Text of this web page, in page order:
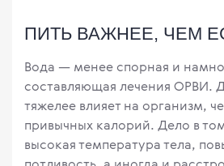
ПИТЬ ВАЖНЕЕ, ЧЕМ
Вода — менее спорная и
составляющая лечения ОРВИ.
тяжелее влияет на организм,
привычных калорий. Дело в
высокая температура тела,